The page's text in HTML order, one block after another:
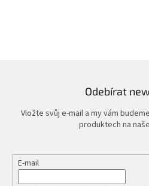
Odebírat
Vložte svůj e-mail a my vám
produktech na
E-mail